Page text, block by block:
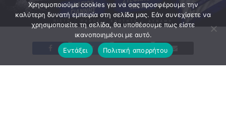
Χρησιμοποιούμε cookies για να σας προσφέρουμε την
καλύτερη δυνατή εμπειρία στη σελίδα μας. Εάν συνεχίσετε να
χρησιμοποιείτε τη σελίδα, θα υποθέσουμε πως είστε
ικανοποιημένοι με αυτό.
Εντάξει
Πολιτική απορρήτου